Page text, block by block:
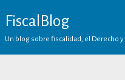
FiscalBlog
Un blog sobre fiscalidad, el Derecho